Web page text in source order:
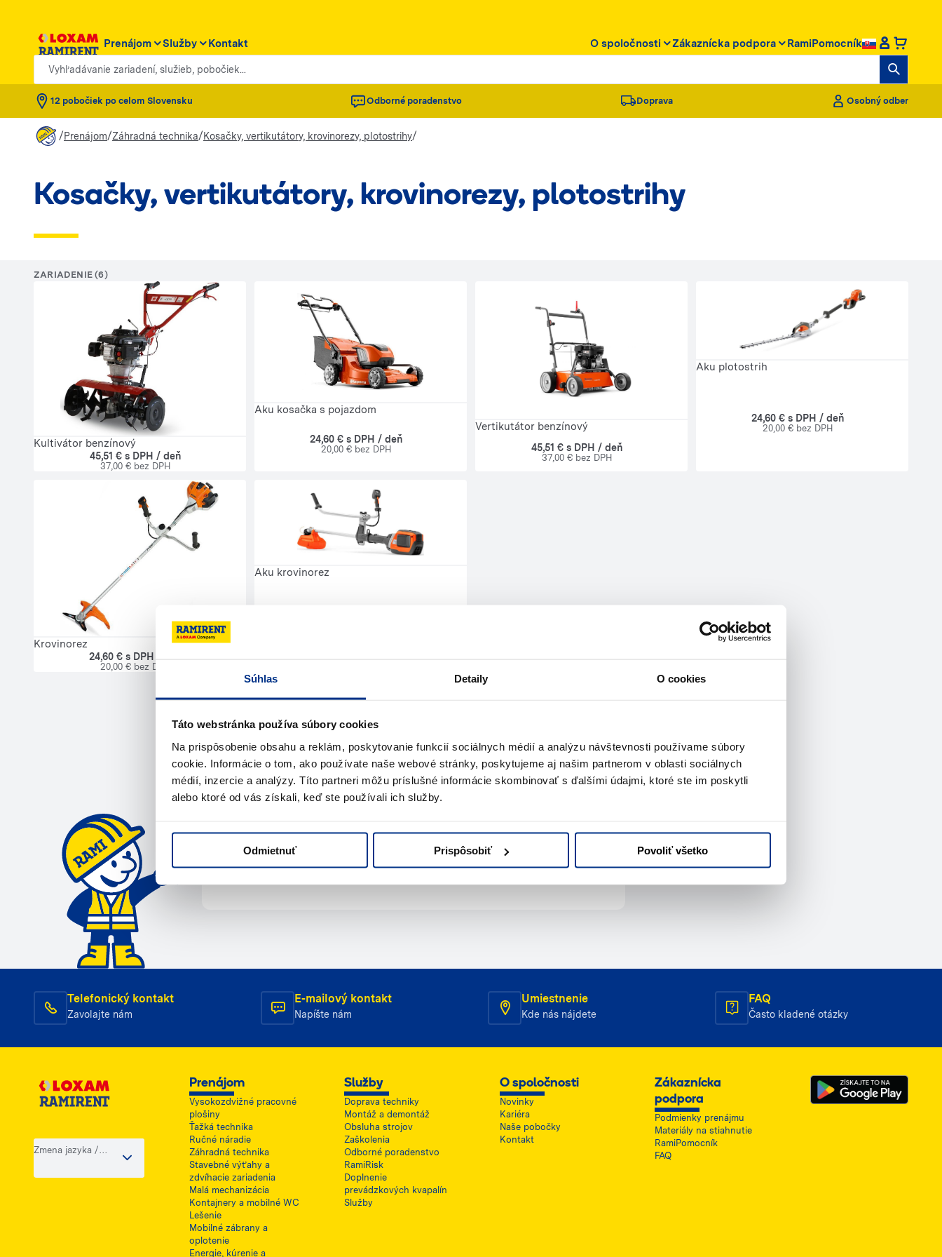
Súhlas Detaily O cookies
Táto webstránka používa súbory cookies
Na prispôsobenie obsahu a reklám, poskytovanie funkcií sociálnych médií a analýzu návštevnosti používame súbory
cookie. Informácie o tom, ako používate naše webové stránky, poskytujeme aj našim partnerom v oblasti sociálnych
médií, inzercie a analýzy. Títo partneri môžu príslušné informácie skombinovať s ďalšími údajmi, ktoré ste im poskytli
alebo ktoré od vás získali, keď ste používali ich služby.
Odmietnuť Prispôsobiť Povoliť všetko
Prenájom Služby Kontakt O spoločnosti Zákaznícka podpora RamiPomocník
Vyhľadávanie zariadení, služieb, pobočiek...
12 pobočiek po celom Slovensku Odborné poradenstvo Doprava Osobný odber
/Prenájom/Záhradná technika/Kosačky, vertikutátory, krovinorezy, plotostrihy/
Kosačky, vertikutátory, krovinorezy, plotostrihy
ZARIADENIE (6)
Kultivátor benzínový
45,51 € s DPH / deň
37,00 € bez DPH
Aku kosačka s pojazdom
24,60 € s DPH / deň
20,00 € bez DPH
Vertikutátor benzínový
45,51 € s DPH / deň
37,00 € bez DPH
Aku plotostrih
24,60 € s DPH / deň
20,00 € bez DPH
Krovinorez
24,60 € s DPH / deň
20,00 € bez DPH
Aku krovinorez
Potrebujete pomoc?
Zavolajte nám Napíšte nám (e-mail)
Telefonický kontakt
Zavolajte nám
E-mailový kontakt
Napíšte nám
Umiestnenie
Kde nás nájdete
FAQ
Často kladené otázky
Zmena jazyka /
Prenájom
Vysokozdvižné pracovné
plošiny
Ťažká technika
Ručné náradie
Záhradná technika
Stavebné výťahy a
zdvíhacie zariadenia
Malá mechanizácia
Kontajnery a mobilné WC
Lešenie
Mobilné zábrany a
oplotenie
Energie, kúrenie a
Služby
Doprava techniky
Montáž a demontáž
Obsluha strojov
Zaškolenia
Odborné poradenstvo
RamiRisk
Doplnenie
prevádzkových kvapalín
Služby
O spoločnosti
Novinky
Kariéra
Naše pobočky
Kontakt
Zákaznícka
podpora
Podmienky prenájmu
Materiály na stiahnutie
RamiPomocník
FAQ